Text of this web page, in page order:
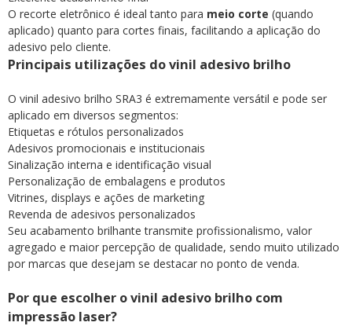
O recorte eletrônico é ideal tanto para meio corte (quando
aplicado) quanto para cortes finais, facilitando a aplicação do
adesivo pelo cliente.
Principais utilizações do vinil adesivo brilho
O vinil adesivo brilho SRA3 é extremamente versátil e pode ser
aplicado em diversos segmentos:
Etiquetas e rótulos personalizados
Adesivos promocionais e institucionais
Sinalização interna e identificação visual
Personalização de embalagens e produtos
Vitrines, displays e ações de marketing
Revenda de adesivos personalizados
Seu acabamento brilhante transmite profissionalismo, valor
agregado e maior percepção de qualidade, sendo muito utilizado
por marcas que desejam se destacar no ponto de venda.
Por que escolher o vinil adesivo brilho com
impressão laser?